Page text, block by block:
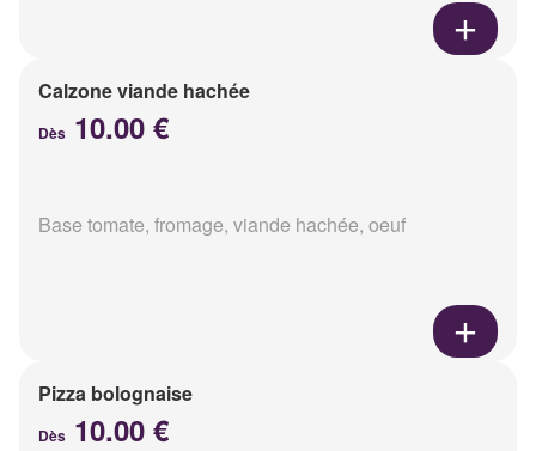
Calzone viande hachée
Dès 10.00 €
Base tomate, fromage, viande hachée, oeuf
Pizza bolognaise
Dès 10.00 €